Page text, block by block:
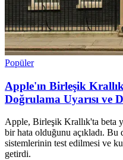
Popüler
Apple'ın Birleşik
Doğrulama Uyarısı ve
Apple, Birleşik Krallık'ta beta
bir hata olduğunu açıkladı.
sistemlerinin test edilmesi ve
getirdi.